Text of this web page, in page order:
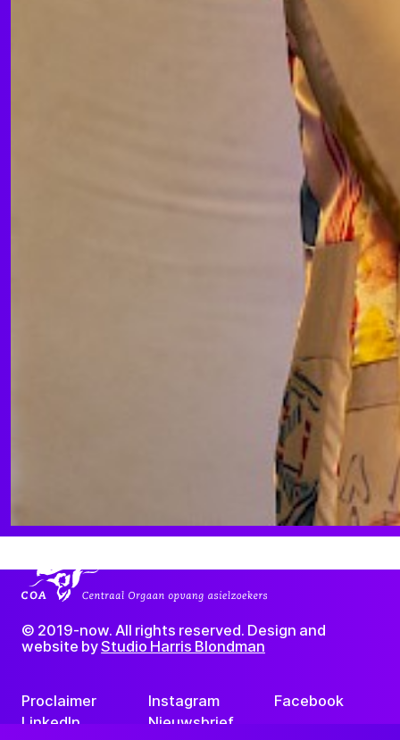
Proclaimer Instagram
Facebook
LinkedIn
Nieuwsbrief
© 2019-now. All rights reserved. Design and
website byStudio Harris Blondman